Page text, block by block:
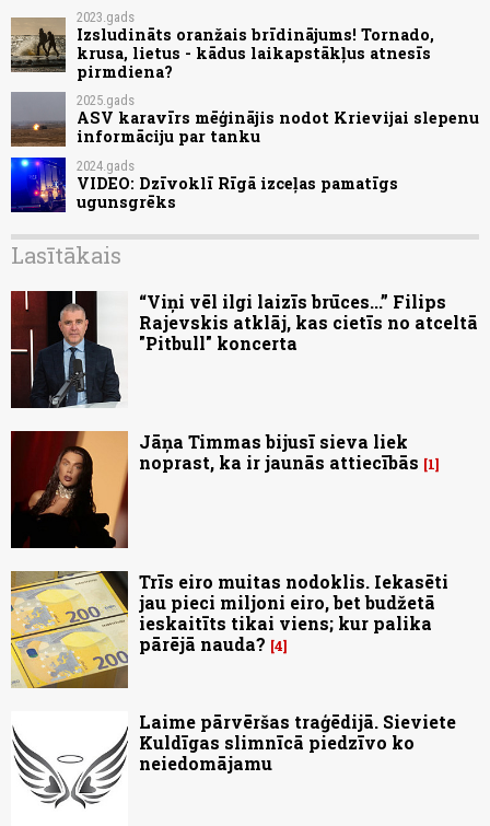
2023.gads
Izsludināts oranžais brīdinājums! Tornado,
krusa, lietus - kādus laikapstākļus atnesīs
pirmdiena?
2025.gads
ASV karavīrs mēģinājis nodot Krievijai slepenu
informāciju par tanku
2024.gads
VIDEO: Dzīvoklī Rīgā izceļas pamatīgs
ugunsgrēks
Lasītākais
“Viņi vēl ilgi laizīs brūces...” Filips
Rajevskis atklāj, kas cietīs no atceltā
"Pitbull" koncerta
Jāņa Timmas bijusī sieva liek
noprast, ka ir jaunās attiecībās
1
Trīs eiro muitas nodoklis. Iekasēti
jau pieci miljoni eiro, bet budžetā
ieskaitīts tikai viens; kur palika
pārējā nauda? 4
Laime pārvēršas traģēdijā. Sieviete
Kuldīgas slimnīcā piedzīvo ko
neiedomājamu